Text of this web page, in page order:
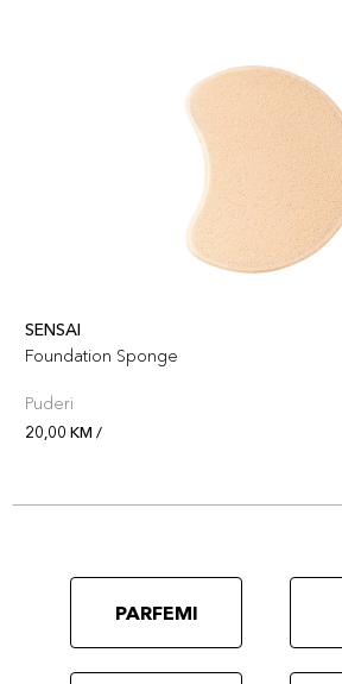
SENSAI
Foundation Sponge
Puderi
20,00 KM /
PARFEMI